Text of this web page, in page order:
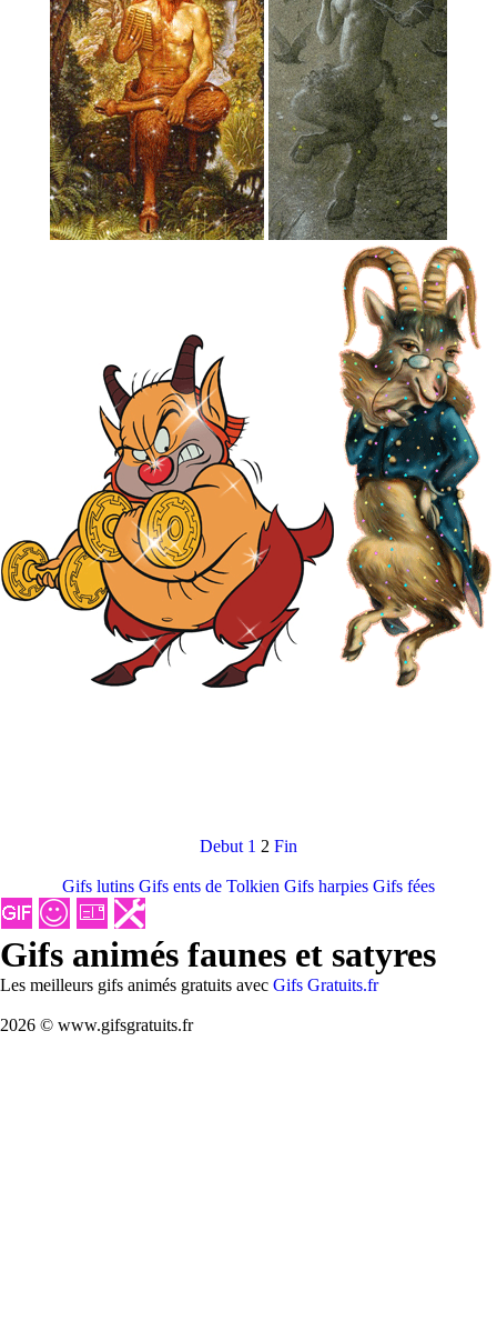
Debut 1 2 Fin
Gifs lutins Gifs ents de Tolkien Gifs harpies Gifs fées
Gifs animés faunes et satyres
Les meilleurs gifs animés gratuits avec Gifs Gratuits.fr
2026 © www.gifsgratuits.fr